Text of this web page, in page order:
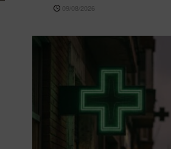
09/08/2026